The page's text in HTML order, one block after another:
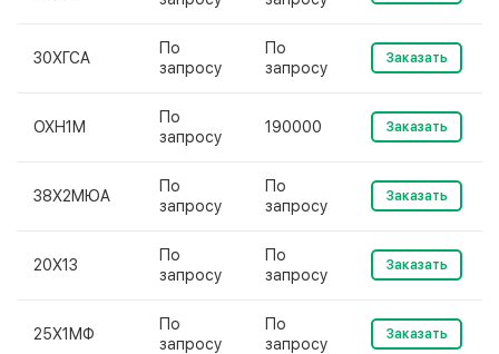
30ХГСА
По
запросу
По
запросу
Заказать
ОХН1М
По
запросу
190000 Заказать
38Х2МЮА
По
запросу
По
запросу
Заказать
20Х13
По
запросу
По
запросу
Заказать
25Х1МФ
По
запросу
По
запросу
Заказать